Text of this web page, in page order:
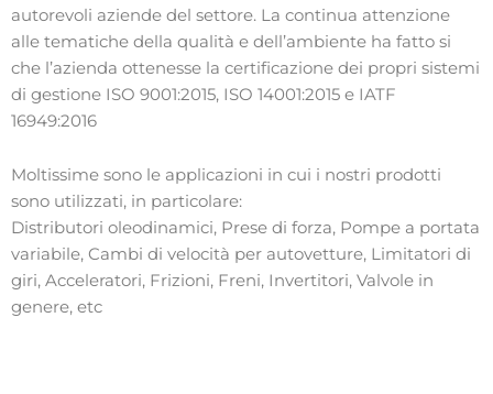
autorevoli aziende del settore. La continua attenzione
alle tematiche della qualità e dell’ambiente ha fatto si
che l’azienda ottenesse la certificazione dei propri sistemi
di gestione ISO 9001:2015, ISO 14001:2015 e IATF
16949:2016
Moltissime sono le applicazioni in cui i nostri prodotti
sono utilizzati, in particolare:
Distributori oleodinamici, Prese di forza, Pompe a portata
variabile, Cambi di velocità per autovetture, Limitatori di
giri, Acceleratori, Frizioni, Freni, Invertitori, Valvole in
genere, etc